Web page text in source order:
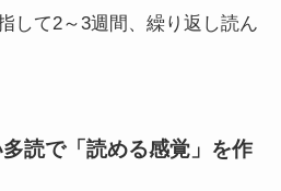
して2～3週間、繰り返し読ん
多読で「読める感覚」を作